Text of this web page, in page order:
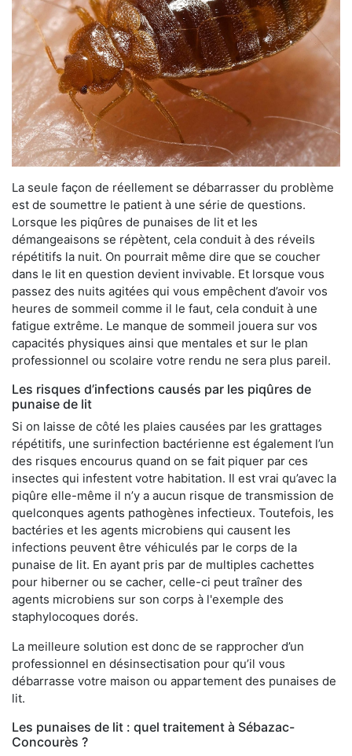
La seule façon de réellement se débarrasser du problème
est de soumettre le patient à une série de questions.
Lorsque les piqûres de punaises de lit et les
démangeaisons se répètent, cela conduit à des réveils
répétitifs la nuit. On pourrait même dire que se coucher
dans le lit en question devient invivable. Et lorsque vous
passez des nuits agitées qui vous empêchent d’avoir vos
heures de sommeil comme il le faut, cela conduit à une
fatigue extrême. Le manque de sommeil jouera sur vos
capacités physiques ainsi que mentales et sur le plan
professionnel ou scolaire votre rendu ne sera plus pareil.
Les risques d’infections causés par les piqûres de
punaise de lit
Si on laisse de côté les plaies causées par les grattages
répétitifs, une surinfection bactérienne est également l’un
des risques encourus quand on se fait piquer par ces
insectes qui infestent votre habitation. Il est vrai qu’avec la
piqûre elle-même il n’y a aucun risque de transmission de
quelconques agents pathogènes infectieux. Toutefois, les
bactéries et les agents microbiens qui causent les
infections peuvent être véhiculés par le corps de la
punaise de lit. En ayant pris par de multiples cachettes
pour hiberner ou se cacher, celle-ci peut traîner des
agents microbiens sur son corps à l'exemple des
staphylocoques dorés.
La meilleure solution est donc de se rapprocher d’un
professionnel en désinsectisation pour qu’il vous
débarrasse votre maison ou appartement des punaises de
lit.
Les punaises de lit : quel traitement à Sébazac-
Concourès ?